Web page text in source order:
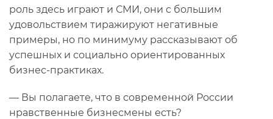
роль здесь играют и СМИ, они с большим
удовольствием тиражируют негативные
примеры, но по минимуму рассказывают об
успешных и социально ориентированных
бизнес-практиках.
— Вы полагаете, что в современной России
нравственные бизнесмены есть?